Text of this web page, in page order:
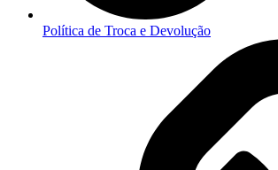
Política de Troca e Devolução